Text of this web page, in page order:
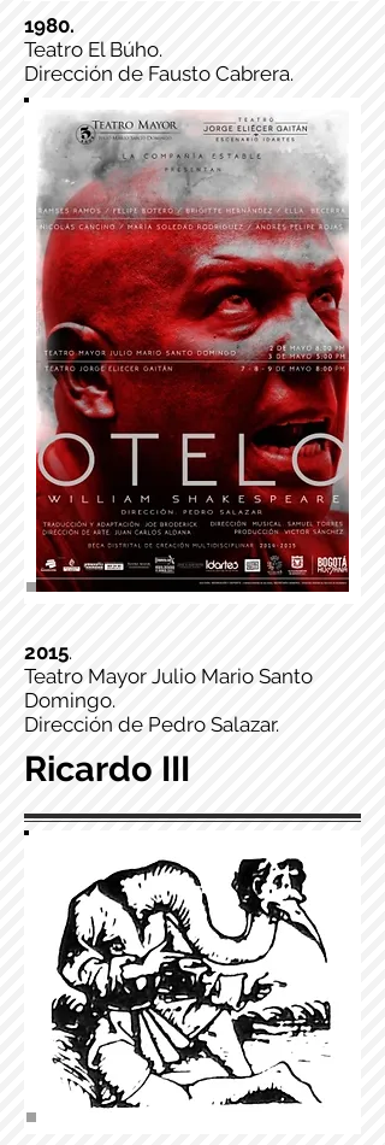
1980.
Teatro El Búho.
Dirección de Fausto Cabrera.
2015.
Teatro Mayor Julio Mario Santo
Domingo.
Dirección de Pedro Salazar.
Ricardo III